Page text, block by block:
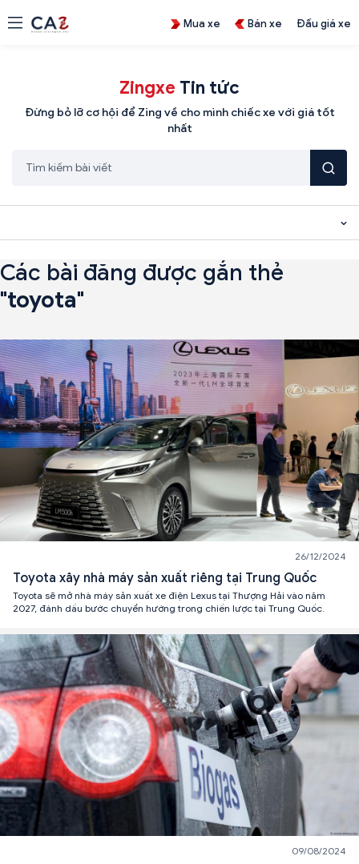
Mua xe Bán xe Đấu giá xe
Zingxe Tin tức
Đừng bỏ lỡ cơ hội để Zing về cho mình chiếc xe với giá tốt
nhất
Các bài đăng được gắn thẻ
"toyota"
26/12/2024
Toyota xây nhà máy sản xuất riêng tại Trung Quốc
Toyota sẽ mở nhà máy sản xuất xe điện Lexus tại Thượng Hải vào năm
2027, đánh dấu bước chuyển hướng trong chiến lược tại Trung Quốc.
09/08/2024